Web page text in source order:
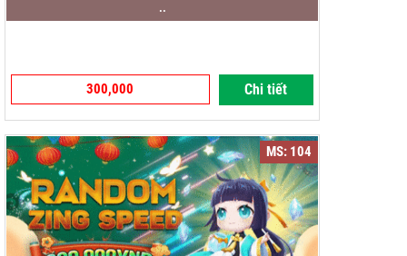
..
300,000 Chi tiết
MS: 104